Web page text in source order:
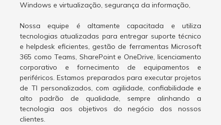
Windows e virtualização, segurança da informação,
Nossa equipe é altamente capacitada e utiliza
tecnologias atualizadas para entregar suporte técnico
e helpdesk eficientes, gestão de ferramentas Microsoft
365 como Teams, SharePoint e OneDrive, licenciamento
corporativo e fornecimento de equipamentos e
periféricos. Estamos preparados para executar projetos
de TI personalizados, com agilidade, confiabilidade e
alto padrão de qualidade, sempre alinhando a
tecnologia aos objetivos do negócio dos nossos
clientes.